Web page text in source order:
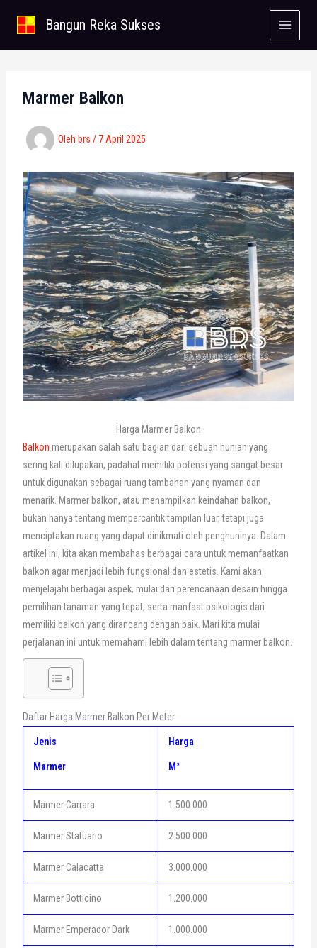
Bangun Reka Sukses
Marmer Balkon
Oleh brs / 7 April 2025
Harga Marmer Balkon
Balkon merupakan salah satu bagian dari sebuah hunian yang
sering kali dilupakan, padahal memiliki potensi yang sangat besar
untuk digunakan sebagai ruang tambahan yang nyaman dan
menarik. Marmer balkon, atau menampilkan keindahan balkon,
bukan hanya tentang mempercantik tampilan luar, tetapi juga
menciptakan ruang yang dapat dinikmati oleh penghuninya. Dalam
artikel ini, kita akan membahas berbagai cara untuk memanfaatkan
balkon agar menjadi lebih fungsional dan estetis. Kami akan
menjelajahi berbagai aspek, mulai dari perencanaan desain hingga
pemilihan tanaman yang tepat, serta manfaat psikologis dari
memiliki balkon yang dirancang dengan baik. Mari kita mulai
perjalanan ini untuk memahami lebih dalam tentang marmer balkon.
Daftar Harga Marmer Balkon Per Meter
Jenis
Marmer
Harga
M²
Marmer Carrara 1.500.000
Marmer Statuario 2.500.000
Marmer Calacatta 3.000.000
Marmer Botticino 1.200.000
Marmer Emperador Dark 1.000.000